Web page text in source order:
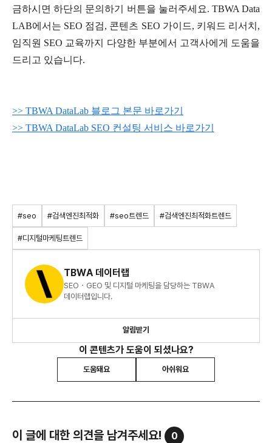
금하시면 하단의 문의하기 버튼을 눌러주세요. TBWA Data
LAB에서는 SEO 점검, 콘텐츠 SEO 가이드, 키워드 리서치,
임직원 SEO 교육까지 다양한 부분에서 고객사에게 도움을
드리고 있습니다.
>> TBWA DataLab 블로그 본문 바로가기
>> TBWA DataLab SEO 컨설팅 서비스 바로가기
#seo #검색엔진최적화 #seo트렌드 #검색엔진최적화트렌드
#디지털마케팅트렌드
TBWA 데이터랩
SEO・GEO 및 디지털 마케팅을 담당하는 TBWA
데이터랩입니다.
알림받기
이 콘텐츠가 도움이 되셨나요?
도움돼요 아쉬워요
이 글에 대한 의견을 남겨주세요! 0